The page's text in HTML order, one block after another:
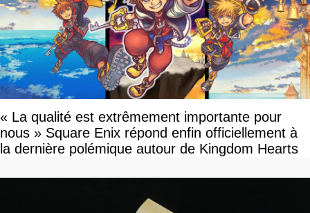
« La qualité est extrêmement importante pour
nous » Square Enix répond enfin officiellement à
la dernière polémique autour de Kingdom Hearts